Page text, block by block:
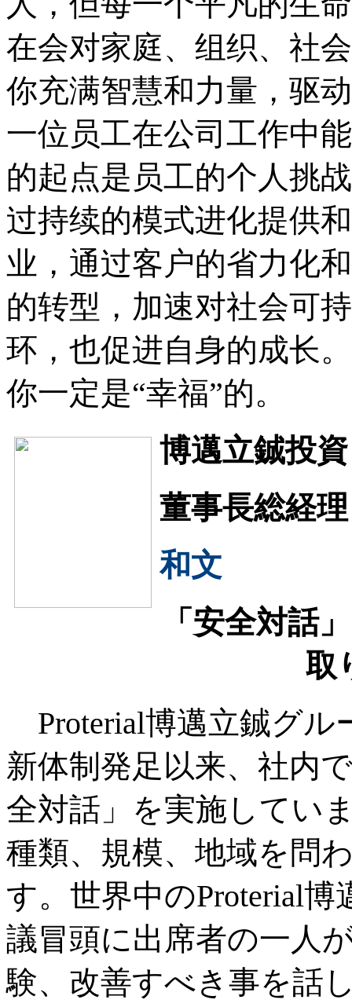
在会对家庭、组织、社
你充满智慧和力量，驱
一位员工在公司工作中
的起点是员工的个人挑
过持续的模式进化提供
业，通过客户的省力化
的转型，加速对社会可
环，也促进自身的成长
你一定是“幸福”的。
博邁立鋮投
董事長総経
和文
「安全対話
取
Proterial博邁立鋮グル
新体制発足以来、社内
全対話」を実施してい
種類、規模、地域を問
す。世界中のProterial
議冒頭に出席者の一人
験、改善すべき事を話